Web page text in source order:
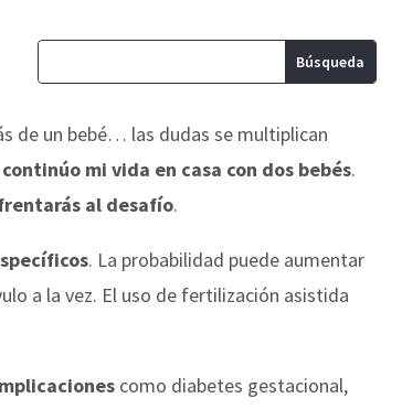
de un bebé… las dudas se multiplican
mi vida en casa con dos bebés.
al desafío.
. La probabilidad puede aumentar
a la vez. El uso de fertilización asistida
como diabetes gestacional,